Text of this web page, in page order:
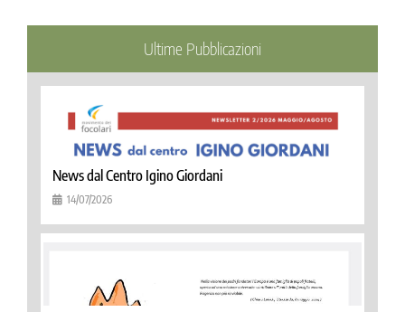
Ultime Pubblicazioni
News dal Centro Igino Giordani
14/07/2026